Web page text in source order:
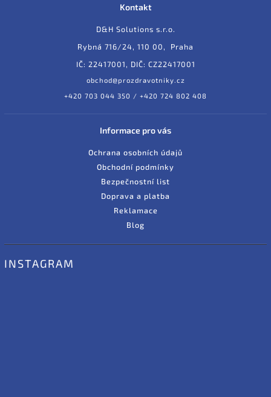
Kontakt
D&H Solutions s.r.o.
Rybná 716/24, 110 00, Praha
IČ: 22417001, DIČ: CZ22417001
obchod@prozdravotniky.cz
+420 703 044 350 / +420 724 802 408
Informace pro vás
Ochrana osobních údajů
Obchodní podmínky
Bezpečnostní list
Doprava a platba
Reklamace
Blog
INSTAGRAM